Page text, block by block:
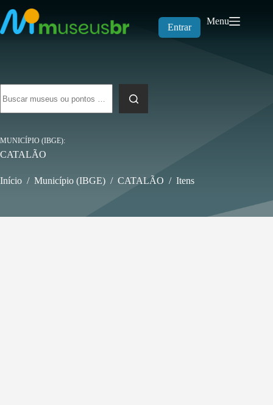
para
o
conteúdo
Entrar
Menu
resultados
MUNICÍPIO (IBGE)
CATALÃO
Início / Município (IBGE) / CATALÃO / Itens